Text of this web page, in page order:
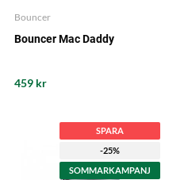
Bouncer
Bouncer Mac Daddy
459 kr
SPARA
-25%
SOMMARKAMPANJ